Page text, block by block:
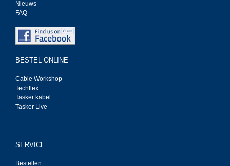
Nieuws
FAQ
BESTEL ONLINE
Cable Workshop
Techflex
Tasker kabel
Tasker Live
SERVICE
Bestellen